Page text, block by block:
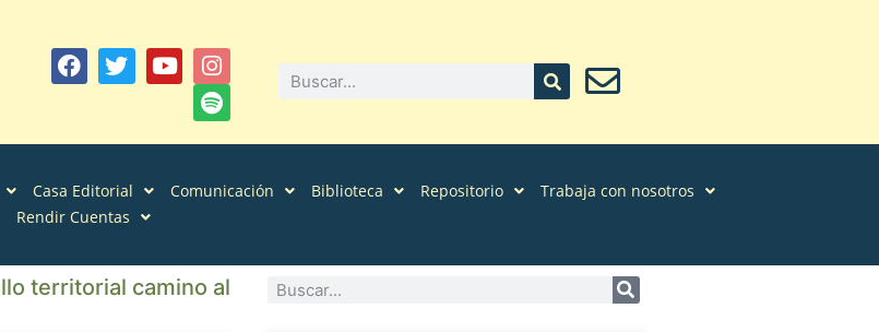
Casa Editorial Comunicación Biblioteca Repositorio
Trabaja con nosotros
Rendir Cuentas
territorial camino al